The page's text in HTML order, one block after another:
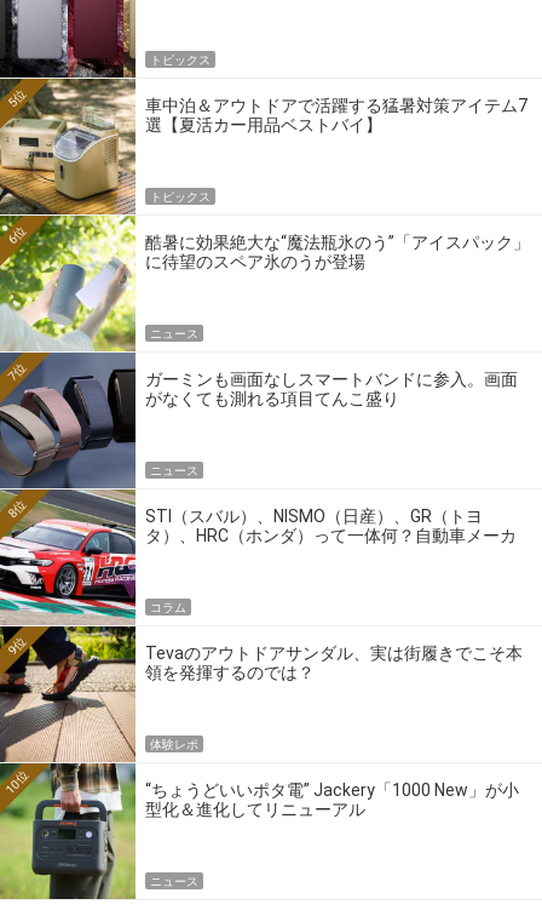
トピックス
車中泊＆アウトドアで活躍する猛暑対策アイテム7
選【夏活カー用品ベストバイ】
5位
トピックス
酷暑に効果絶大な“魔法瓶氷のう”「アイスパック」
に待望のスペア氷のうが登場
6位
ニュース
ガーミンも画面なしスマートバンドに参入。画面
がなくても測れる項目てんこ盛り
7位
ニュース
STI（スバル）、NISMO（日産）、GR（トヨ
タ）、HRC（ホンダ）って一体何？自動車メーカ
8位
コラム
Tevaのアウトドアサンダル、実は街履きでこそ本
領を発揮するのでは？
9位
体験レポ
“ちょうどいいポタ電” Jackery「1000 New」が小
型化＆進化してリニューアル
10位
ニュース